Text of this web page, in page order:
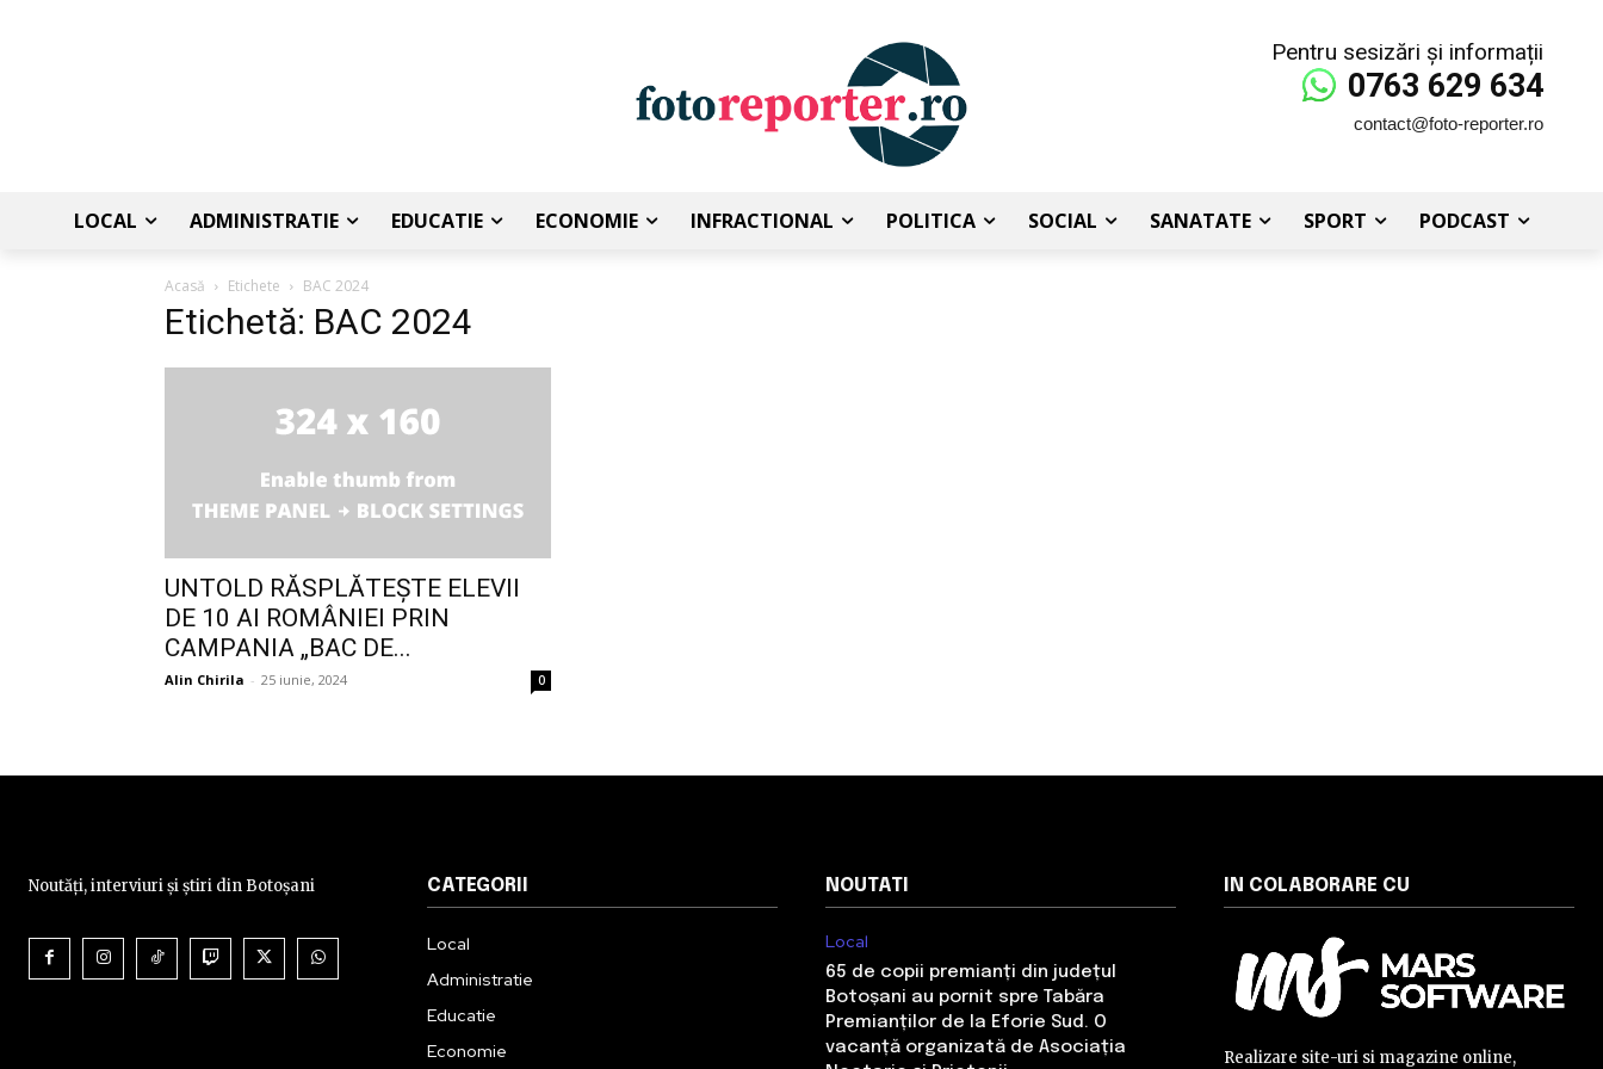
Pentru sesizări și informații
0763 629 634
contact@foto-reporter.ro
LOCAL ADMINISTRATIE EDUCATIE ECONOMIE INFRACTIONAL POLITICA SOCIAL SANATATE SPORT PODCAST
Acasă Etichete BAC 2024
Etichetă: BAC 2024
UNTOLD RĂSPLĂTEȘTE ELEVII
DE 10 AI ROMÂNIEI PRIN
CAMPANIA „BAC DE...
Alin Chirila - 25 iunie, 2024 0
Noutăți, interviuri și știri din Botoșani CATEGORII
Local
Administratie
Educatie
Economie
NOUTATI
Local
65 de copii premianți din județul
Botoșani au pornit spre Tabăra
Premianților de la Eforie Sud. O
vacanță organizată de Asociația
IN COLABORARE CU
Realizare site-uri si magazine online,